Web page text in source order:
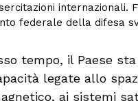
internazionali.
federale della difesa
tempo, il Paese
legate allo
ai sistemi